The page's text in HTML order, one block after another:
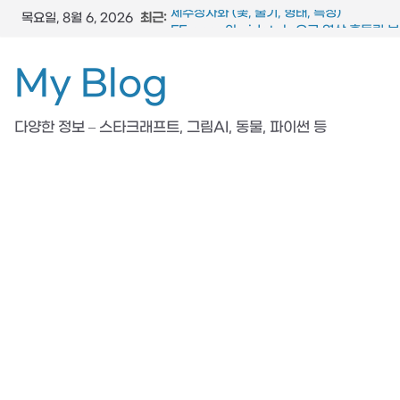
목요일, 8월 6, 2026 최근: 제주상사화 (꽃, 줄기, 형태, 특징)
My Blog
다양한 정보 – 스타크래프트, 그림AI, 동물, 파이썬 등